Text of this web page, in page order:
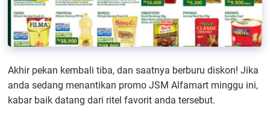
Akhir pekan kembali tiba, dan saatnya berburu diskon! Jika
anda sedang menantikan promo JSM Alfamart minggu ini,
kabar baik datang dari ritel favorit anda tersebut.